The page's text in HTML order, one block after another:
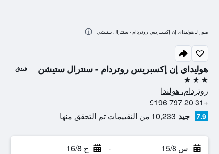
هوليداي إن إكسبريس روتردام - سنترال ستيشن فندق
3 نجوم
روتردام، هولندا
+31 20 797 9196
7.9 جيد 10,233 من التقييمات تم التحقق منها
س 15/8 - ح 16/8
صور لـ هوليداي إن إكسبريس روتردام - سنترال ستيشن